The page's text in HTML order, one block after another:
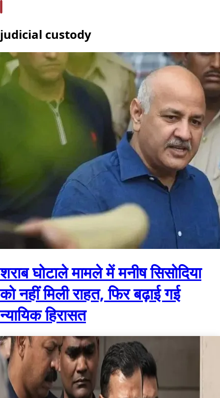
judicial custody
शराब घोटाले मामले में मनीष सिसोदिया
को नहीं मिली राहत, फिर बढ़ाई गई
न्यायिक हिरासत